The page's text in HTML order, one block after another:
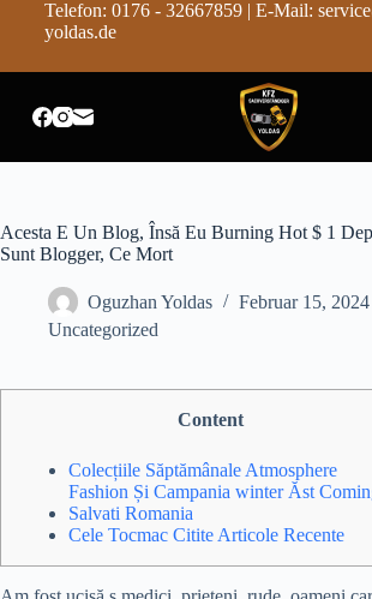
n
p
r
Telefon: 0176 - 32667859 | E-Mail:
yoldas.de
Acesta E Un Blog, Însă Eu Burning Hot $ 1
Sunt Blogger, Ce Mort
Oguzhan Yoldas
Februar 15, 2024
Uncategorized
Content
Colecțiile Săptămânale Atmosphere
Fashion Și Campania winter Ăst
Salvati Romania
Cele Tocmac Citite Articole Recente